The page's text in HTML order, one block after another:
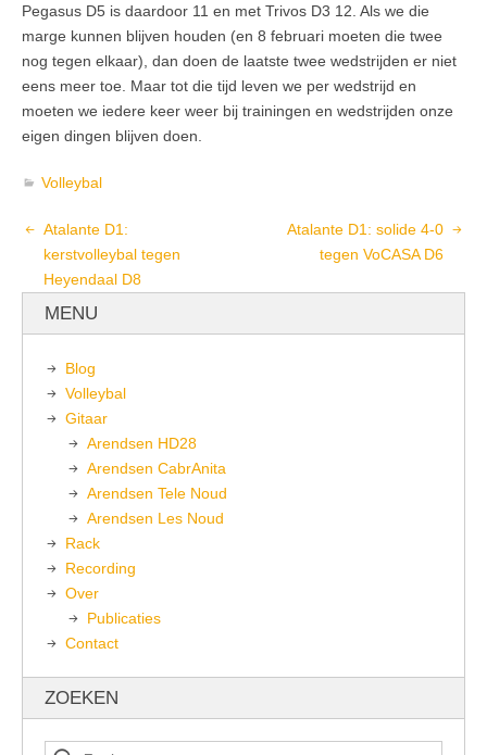
Pegasus D5 is daardoor 11 en met Trivos D3 12. Als we die
marge kunnen blijven houden (en 8 februari moeten die twee
nog tegen elkaar), dan doen de laatste twee wedstrijden er niet
eens meer toe. Maar tot die tijd leven we per wedstrijd en
moeten we iedere keer weer bij trainingen en wedstrijden onze
eigen dingen blijven doen.
Volleybal
Atalante D1:
kerstvolleybal tegen
Heyendaal D8
Atalante D1: solide 4-0
tegen VoCASA D6
MENU
Blog
Volleybal
Gitaar
Arendsen HD28
Arendsen CabrAnita
Arendsen Tele Noud
Arendsen Les Noud
Rack
Recording
Over
Publicaties
Contact
ZOEKEN